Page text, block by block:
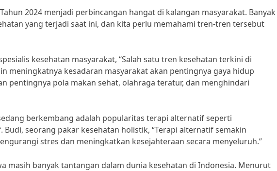
2024 menjadi perbincangan hangat di kalangan masyarakat. Banyak
yang terjadi saat ini, dan kita perlu memahami tren-tren tersebut
kesehatan masyarakat, “Salah satu tren kesehatan terkini di
meningkatnya kesadaran masyarakat akan pentingnya gaya hidup
pentingnya pola makan sehat, olahraga teratur, dan menghindari
berkembang adalah popularitas terapi alternatif seperti
seorang pakar kesehatan holistik, “Terapi alternatif semakin
stres dan meningkatkan kesejahteraan secara menyeluruh.”
masih banyak tantangan dalam dunia kesehatan di Indonesia. Menurut